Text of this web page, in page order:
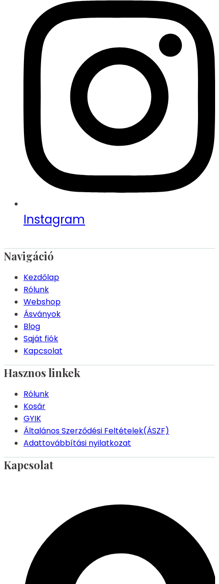
Instagram
Navigáció
Kezdőlap
Rólunk
Webshop
Ásványok
Blog
Saját fiók
Kapcsolat
Hasznos linkek
Rólunk
Kosár
GYIK
Általános Szerződési Feltételek(ÁSZF)
Adattovábbítási nyilatkozat
Kapcsolat